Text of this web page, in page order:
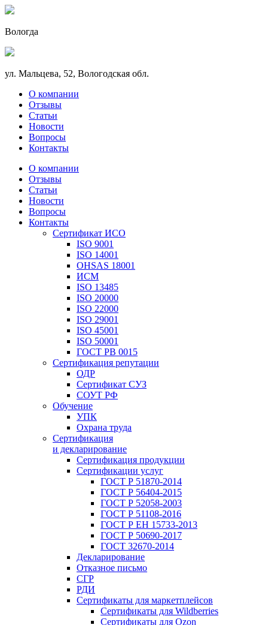
Вологда
ул. Мальцева, 52, Вологодская обл.
О компании
Отзывы
Статьи
Новости
Вопросы
Контакты
О компании
Отзывы
Статьи
Новости
Вопросы
Контакты
Сертификат ИСО
ISO 9001
ISO 14001
OHSAS 18001
ИСМ
ISO 13485
ISO 20000
ISO 22000
ISO 29001
ISO 45001
ISO 50001
ГОСТ РВ 0015
Сертификация репутации
ОДР
Сертификат СУЗ
СОУТ РФ
Обучение
УПК
Охрана труда
Сертификация
и декларирование
Сертификация продукции
Сертификации услуг
ГОСТ Р 51870-2014
ГОСТ Р 56404-2015
ГОСТ Р 52058-2003
ГОСТ Р 51108-2016
ГОСТ Р ЕН 15733-2013
ГОСТ Р 50690-2017
ГОСТ 32670-2014
Декларирование
Отказное письмо
СГР
РДИ
Сертификаты для маркетплейсов
Сертификаты для Wildberries
Сертификаты для Ozon